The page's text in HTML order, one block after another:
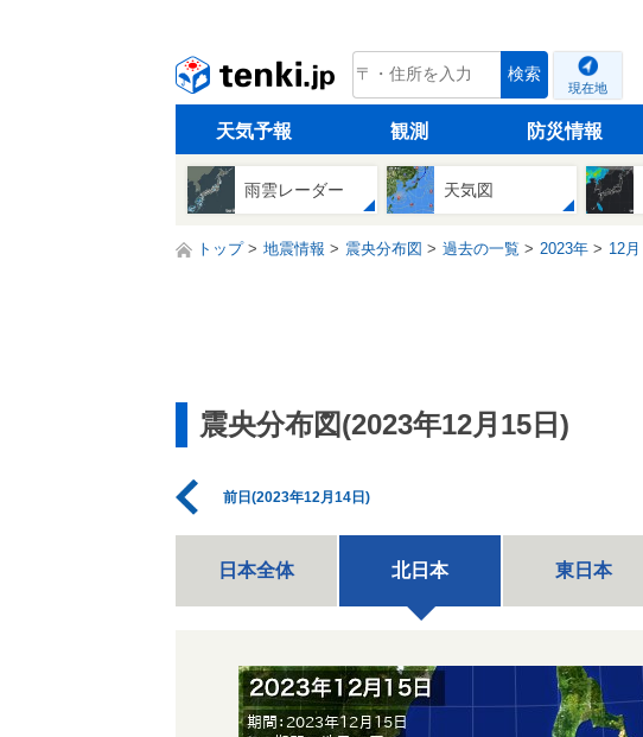
tenki.jp 検索
現在地
天気予報 観測 防災情報
雨雲レーダー 天気図
トップ 地震情報 震央分布図 過去の一覧 2023年 12月
震央分布図(2023年12月15日)
前日(2023年12月14日)
日本全体 北日本 東日本